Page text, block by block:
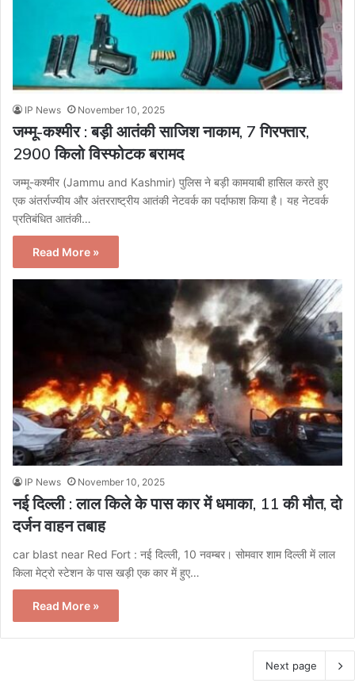
IP News November 10, 2025
जम्मू-कश्मीर : बड़ी आतंकी साजिश नाकाम, 7 गिरफ्तार,
2900 किलो विस्फोटक बरामद
जम्मू-कश्मीर (Jammu and Kashmir) पुलिस ने बड़ी कामयाबी हासिल करते हुए
एक अंतर्राज्यीय और अंतरराष्ट्रीय आतंकी नेटवर्क का पर्दाफाश किया है। यह नेटवर्क
प्रतिबंधित आतंकी…
Read More »
IP News November 10, 2025
नई दिल्ली : लाल किले के पास कार में धमाका, 11 की मौत, दो
दर्जन वाहन तबाह
car blast near Red Fort : नई दिल्‍ली, 10 नवम्बर। सोमवार शाम दिल्ली में लाल
किला मेट्रो स्टेशन के पास खड़ी एक कार में हुए…
Read More »
Next page